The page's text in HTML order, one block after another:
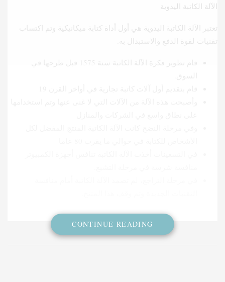
الآلة الكاتبة اليدوية
تعتبر الآلة الكاتبة اليدوية هي أول أداة كتابة ميكانيكية وتم اكتساب
CONTINUE READING